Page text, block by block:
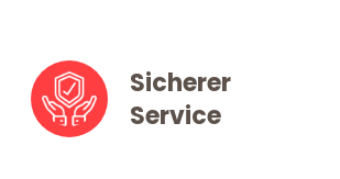
Sicherer
Service